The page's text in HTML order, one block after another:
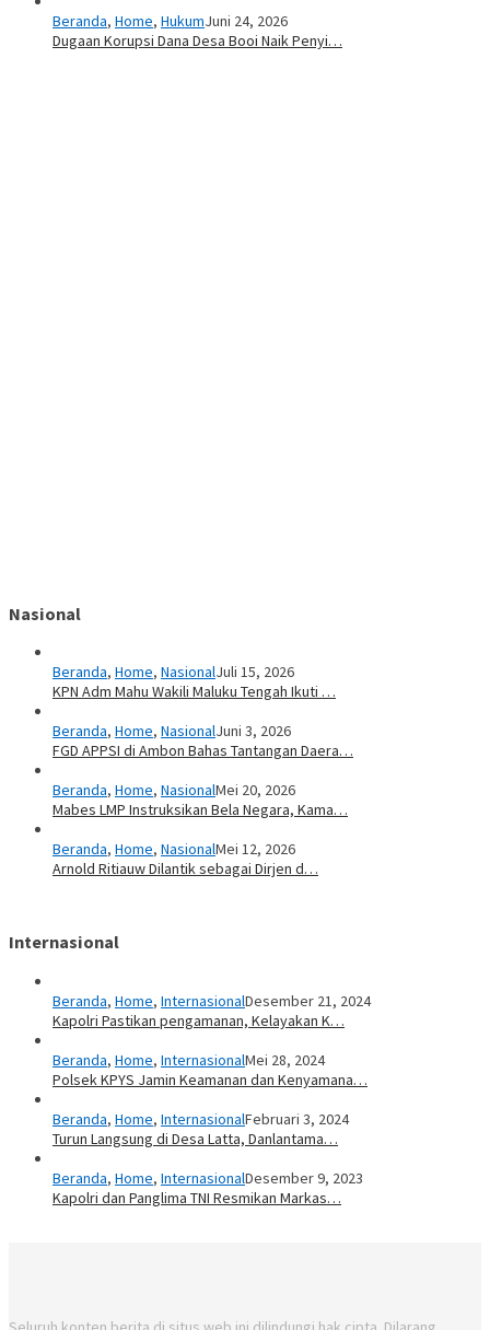
Beranda, Home, HukumJuni 24, 2026
Dugaan Korupsi Dana Desa Booi Naik Penyi…
Nasional
Beranda, Home, NasionalJuli 15, 2026
KPN Adm Mahu Wakili Maluku Tengah Ikuti …
Beranda, Home, NasionalJuni 3, 2026
FGD APPSI di Ambon Bahas Tantangan Daera…
Beranda, Home, NasionalMei 20, 2026
Mabes LMP Instruksikan Bela Negara, Kama…
Beranda, Home, NasionalMei 12, 2026
Arnold Ritiauw Dilantik sebagai Dirjen d…
Internasional
Beranda, Home, InternasionalDesember 21, 2024
Kapolri Pastikan pengamanan, Kelayakan K…
Beranda, Home, InternasionalMei 28, 2024
Polsek KPYS Jamin Keamanan dan Kenyamana…
Beranda, Home, InternasionalFebruari 3, 2024
Turun Langsung di Desa Latta, Danlantama…
Beranda, Home, InternasionalDesember 9, 2023
Kapolri dan Panglima TNI Resmikan Markas…